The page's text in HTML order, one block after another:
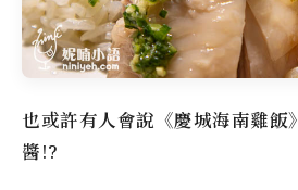
也或許有人會說 《慶城海南雞飯》
醬!?